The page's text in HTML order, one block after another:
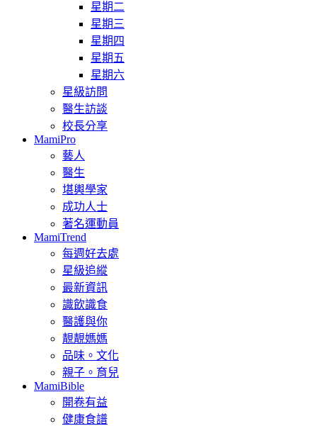
星期二
星期三
星期四
星期五
星期六
星級訪問
醫生訪談
校長分享
MamiPro
藝人
醫生
堪輿學家
成功人士
著名運動員
MamiTrend
每週好去處
星級追縱
最新資訊
識飲識食
醫護與你
靚靚媽媽
品味。文化
親子。育兒
MamiBible
開卷有益
健康食譜